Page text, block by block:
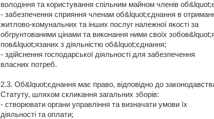
володіння та користування спільним майном членів
- забезпечення сприяння членам об&lquot;єднання в
житлово-комунальних та інших послуг належної якості за
обгрунтованими цінами та виконання ними своїх
пов&lquot;язаних з діяльністю об&lquot;єднання;
- здійснення господарської діяльності для забезпечення
власних потреб.
2.3. Об&lquot;єднання має право, відповідно до
Статуту, шляхом скликання загальних зборів:
- створювати органи управління та визначати умови їх
діяльності та оплати;